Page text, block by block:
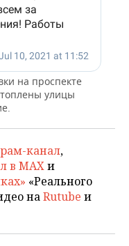
на проспекте
улицы
канал,
в MAXи
«Реального
наRutube и